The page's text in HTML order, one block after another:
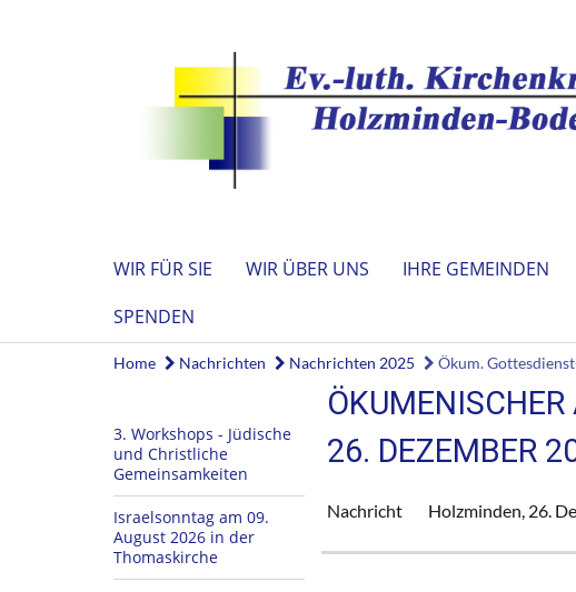
WIR FÜR SIE WIR ÜBER UNS IHRE GEMEINDEN
SPENDEN
Home Nachrichten Nachrichten 2025 Ökum.
3. Workshops - Jüdische
und Christliche
Gemeinsamkeiten
Israelsonntag am 09.
August 2026 in der
Thomaskirche
26. DEZEMBER
Nachricht Holzminden, 26.